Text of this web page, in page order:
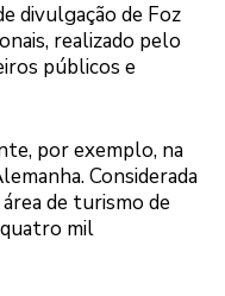
divulgação de Foz
realizado pelo
públicos e
por exemplo, na
Considerada
de turismo de
mil